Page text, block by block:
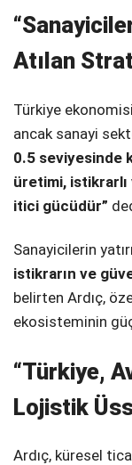
Atılan
Türkiye
ancak sanayi
0.5 seviyesinde
üretimi, istikrarlı
itici gücüdür”
Sanayicilerin
istikrarın ve
belirten Ardıç,
ekosisteminin
“Türkiye,
Lojistik
Ardıç, küresel